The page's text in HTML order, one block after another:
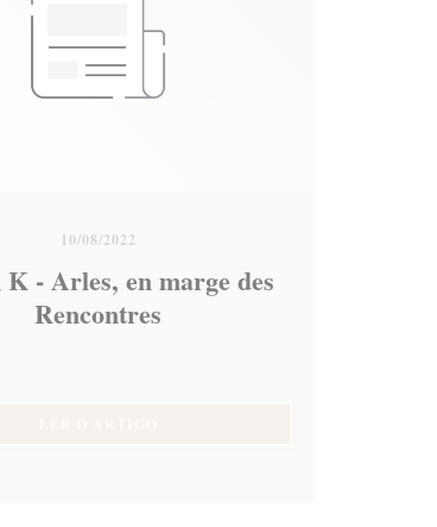
10/08/2022
- Arles, en marge des
Rencontres